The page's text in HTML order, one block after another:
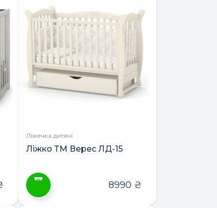
Ліжечка дитячі
Ліжко ТМ Верес ЛД-15
8990 ₴